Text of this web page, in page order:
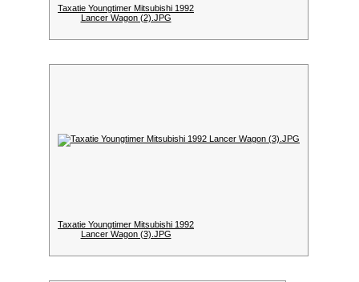
Taxatie Youngtimer Mitsubishi 1992
Lancer Wagon (2).JPG
Taxatie Youngtimer Mitsubishi 1992
Lancer Wagon (3).JPG